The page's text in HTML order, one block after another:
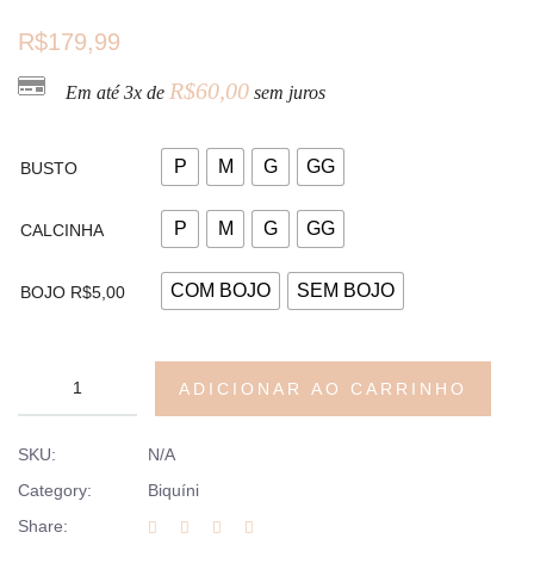
R$179,99
Em até 3x de R$60,00 sem juros
BUSTO P M G GG
CALCINHA P M G GG
BOJO R$5,00 COM BOJO SEM BOJO
ADICIONAR AO CARRINHO
SKU:
N/A
Category:
Biquíni
Share: